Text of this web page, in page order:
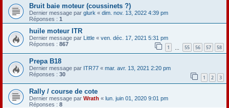
Bruit baie moteur (coussinets ?)
Dernier message par glurk « dim. nov. 13, 2022 4:39 pm
Réponses : 1
huile moteur ITR
Dernier message par Little « ven. déc. 17, 2021 5:31 pm
Réponses : 867 1 55 56 57 58
Prepa B18
Dernier message par ITR77 « mar. avr. 13, 2021 2:20 pm
Réponses : 30 1 2 3
Rally / course de cote
Dernier message par Wrath « lun. juin 01, 2020 9:01 pm
Réponses : 8